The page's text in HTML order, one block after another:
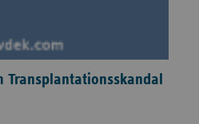
Transplantationsskandal